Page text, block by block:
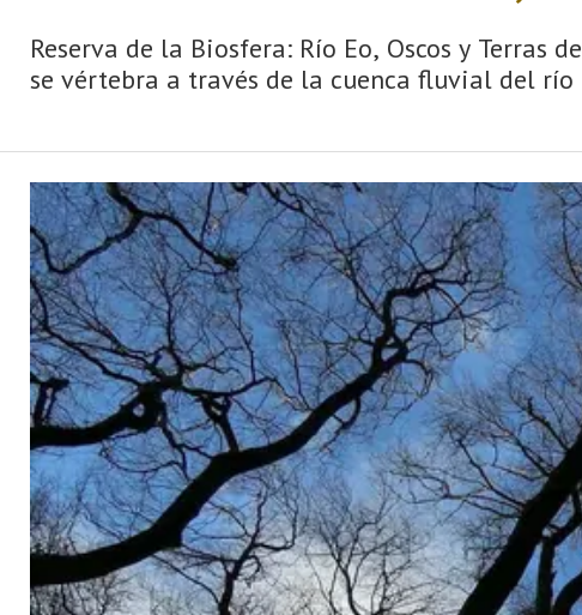
Reserva de la Biosfera: Río Eo, Oscos y Terras
se vértebra a través de la cuenca fluvial del